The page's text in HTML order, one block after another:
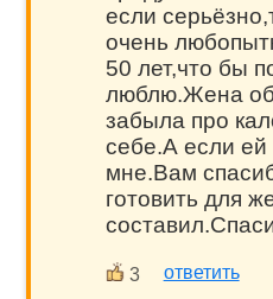
если
очень
50 лет,что бы
люблю.Жена
забыла про
себе.А если ей
мне.Вам
готовить для
3 ответить